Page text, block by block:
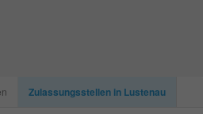
Zulassungsstellen in Lustenau